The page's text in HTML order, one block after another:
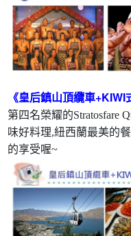
《皇后鎮山頂纜車
第四名榮耀的Stratosfare
味好料理,紐西蘭最美的
的享受喔~